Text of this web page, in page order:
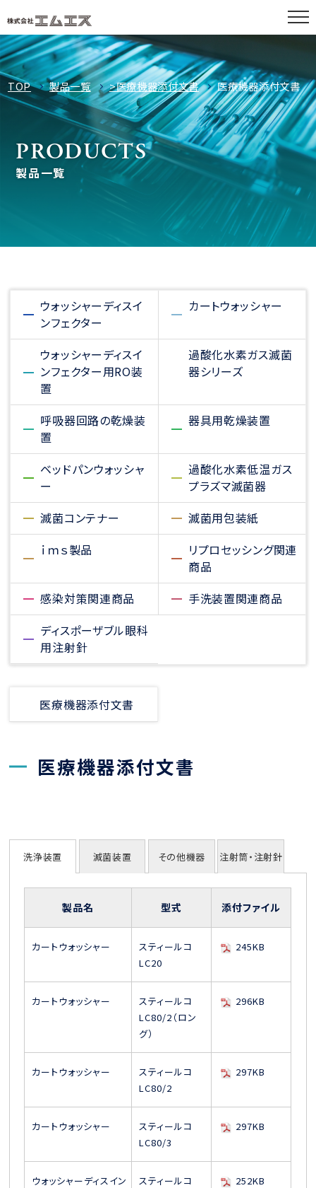
TOP 製品一覧 >医療機器添付文書 医療機器添付文書
PRODUCTS
製品一覧
ウォッシャーディスイ
ンフェクター
カートウォッシャー
ウォッシャーディスイ
ンフェクター用RO装
置
過酸化水素ガス滅菌
器シリーズ
呼吸器回路の乾燥装
置
器具用乾燥装置
ベッドパンウォッシャ
ー
過酸化水素低温ガス
プラズマ滅菌器
滅菌コンテナー
滅菌用包装紙
ｉｍｓ製品
リプロセッシング関連
商品
感染対策関連商品
手洗装置関連商品
ディスポーザブル眼科
用注射針
医療機器添付文書
医療機器添付文書
洗浄装置 滅菌装置 その他機器 注射筒・注射針
製品名 型式 添付ファイル
カートウォッシャー
スティールコ
LC20
245KB
カートウォッシャー
スティールコ
LC80/2（ロン
グ）
296KB
カートウォッシャー
スティールコ
LC80/2
297KB
カートウォッシャー
スティールコ
LC80/3
297KB
ウォッシャーディスイン
スティールコ
252KB